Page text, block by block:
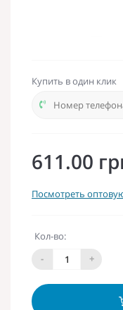
Купить в один клик
611.00
Посмотреть
Кол-во:
-
+